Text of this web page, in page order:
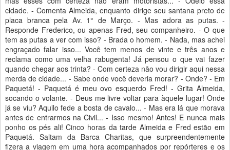
cidade. - Comenta Almeida, enquanto dirige seu santana preto de
placa branca pela Av. 1° de Março. - Mas adora as putas. -
Responde Frederico, ou apenas Fred, seu companheiro. - O que
tem as putas a ver com isso? - Brada o homem. - Nada, mas achei
engraçado falar isso... Você tem menos de vinte e três anos e
reclama como uma velha rabugenta! Já pensou o que vai fazer
quando chegar aos trinta? - Com certeza não vou dirigir aqui nessa
merda de cidade... - Sabe onde você deveria morar? - Onde? - Em
Paquetá! - Paquetá é meu ovo esquerdo Fred! - Grita Almeida,
socando o volante. - Deus me livre voltar para àquele lugar! Onde
já se viu? Aquilo fede a bosta de cavalo... - Mas era lá que morava
antes de entrarmos na Civil... - Isso mesmo! Antes! E nunca mais
ponho os pés ali! Cinco horas da tarde Almeida e Fred estão em
Paquetá. Saltam da Barca Charitas, que surpreendentemente
fizera a viagem em uma hora acompanhados por repórteres e os